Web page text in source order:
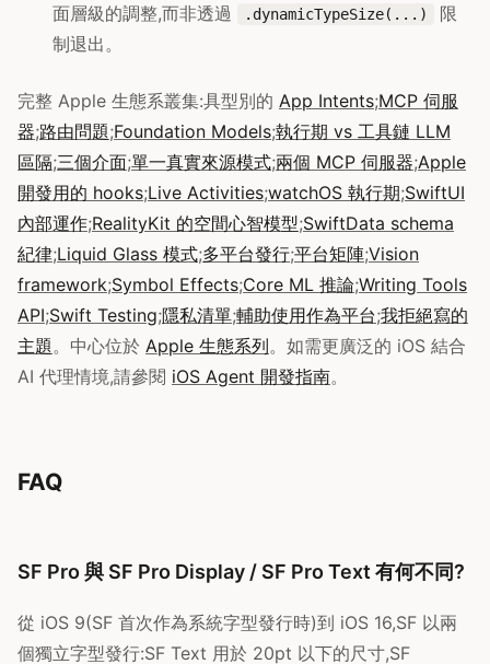
面層級的調整,而非透過
.dynamicTypeSize(...)
限
制退出。
完整 Apple 生態系叢集:具型別的 App Intents;MCP 伺服
器;路由問題;Foundation Models;執行期 vs 工具鏈 LLM
區隔;三個介面;單一真實來源模式;兩個 MCP 伺服器;Apple
開發用的 hooks;Live Activities;watchOS 執行期;SwiftUI
內部運作;RealityKit 的空間心智模型;SwiftData schema
紀律;Liquid Glass 模式;多平台發行;平台矩陣;Vision
framework;Symbol Effects;Core ML 推論;Writing Tools
API;Swift Testing;隱私清單;輔助使用作為平台;我拒絕寫的
主題 。中心位於 Apple 生態系列。如需更廣泛的 iOS 結合
AI 代理情境,請參閱 iOS Agent 開發指南。
FAQ
SF Pro 與 SF Pro Display / SF Pro Text 有何不同?
從 iOS 9(SF 首次作為系統字型發行時)到 iOS 16,SF 以兩
個獨立字型發行:SF Text 用於 20pt 以下的尺寸,SF